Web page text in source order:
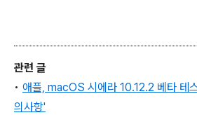
관련 글
• 애플, macOS 시에라 10.12.2 베타 테
의사항'